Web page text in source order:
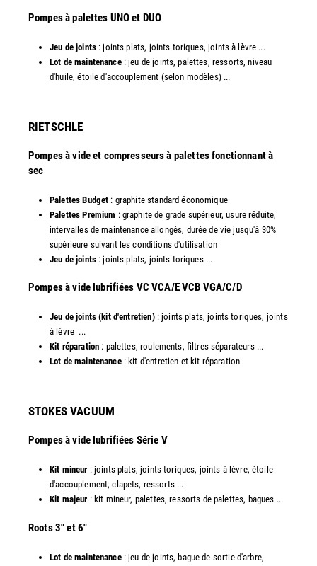
Pompes à palettes UNO et DUO
Jeu de joints: joints plats, joints toriques, joints à lèvre ...
Lot de maintenance: jeu de joints, palettes, ressorts, niveau
d'huile, étoile d'accouplement (selon modèles) ...​​
RIETSCHLE
Pompes à vide et compresseurs à palettes fonctionnant à
sec
Palettes Budget : graphite standard économique
Palettes Premium : graphite de grade supérieur, usure réduite,
intervalles de maintenance allongés, durée de vie jusqu'à 30%
supérieure suivant les conditions d'utilisation
Jeu de joints: joints plats, joints toriques ...
​Pompes à vide lubrifiées VC VCA/E VCB VGA/C/D
Jeu de joints (kit d'entretien) : joints plats, joints toriques, joints
à lèvre ...
Kit réparation : palettes, roulements, filtres séparateurs ...
Lot de maintenance: kit d'entretien et kit réparation​
STOKES VACUUM
Pompes à vide lubrifiées Série V
Kit mineur : joints plats, joints toriques, joints à lèvre, étoile
d'accouplement, clapets, ressorts ...
Kit majeur : kit mineur, palettes, ressorts de palettes, bagues ...
​Roots 3" et 6"
Lot de maintenance: jeu de joints, bague de sortie d'arbre,